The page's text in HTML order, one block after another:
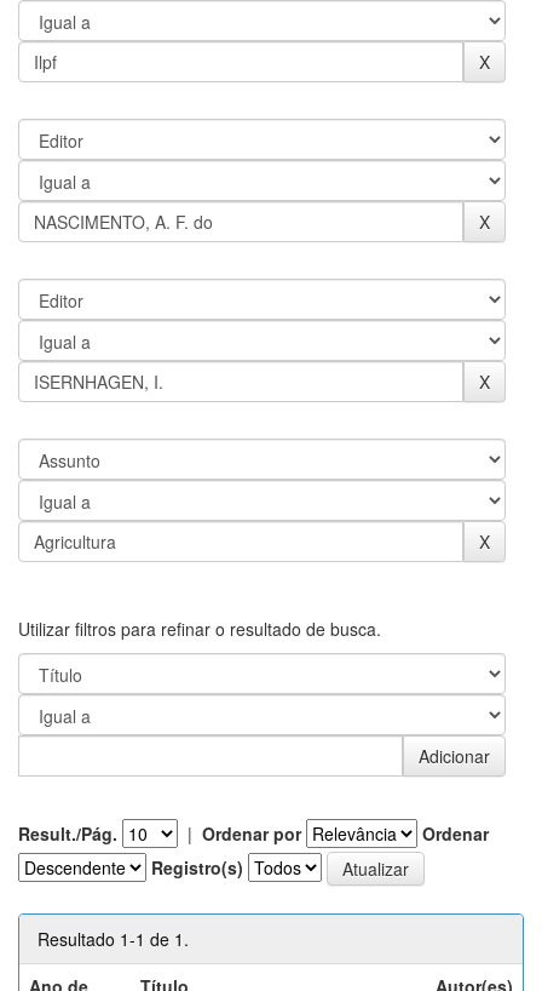
Utilizar filtros para refinar o resultado de busca.
Result./Pág. | Ordenar por
Ordenar
Registro(s)
Resultado 1-1 de 1.
Ano de
Título Autor(es)